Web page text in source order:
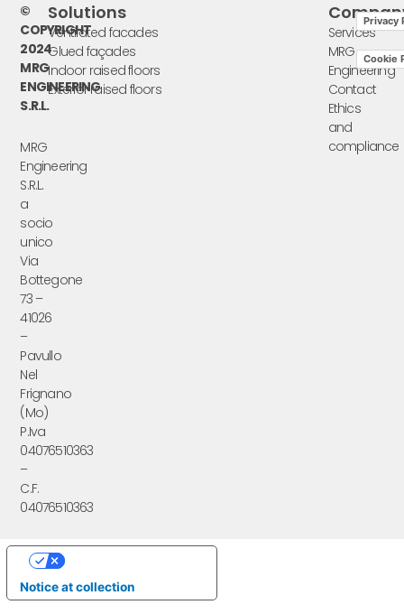
©
COPYRIGHT
2024
MRG
ENGINEERING
S.R.L.
MRG
Engineering
S.R.L.
a
socio
unico
Via
Bottegone
73 –
41026
–
Pavullo
Nel
Frignano
(Mo)
P.Iva
04076510363
–
C.F.
04076510363
Solutions
Ventilated facades
Glued façades
Indoor raised floors
Exterior raised floors
Services
MRG
Engineering
Contact
Ethics
and
compliance
Privacy
Cookie
Notice at collection